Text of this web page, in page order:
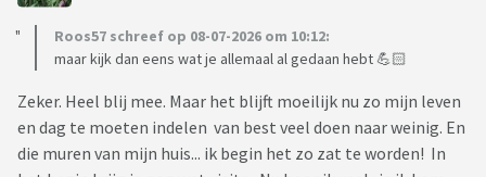
Roos57 schreef op 08-07-2026 om 10:12:
maar kijk dan eens wat je allemaal al gedaan hebt 💪🏻
Zeker. Heel blij mee. Maar het blijft moeilijk nu zo mijn leven
en dag te moeten indelen van best veel doen naar weinig. En
die muren van mijn huis... ik begin het zo zat te worden! In